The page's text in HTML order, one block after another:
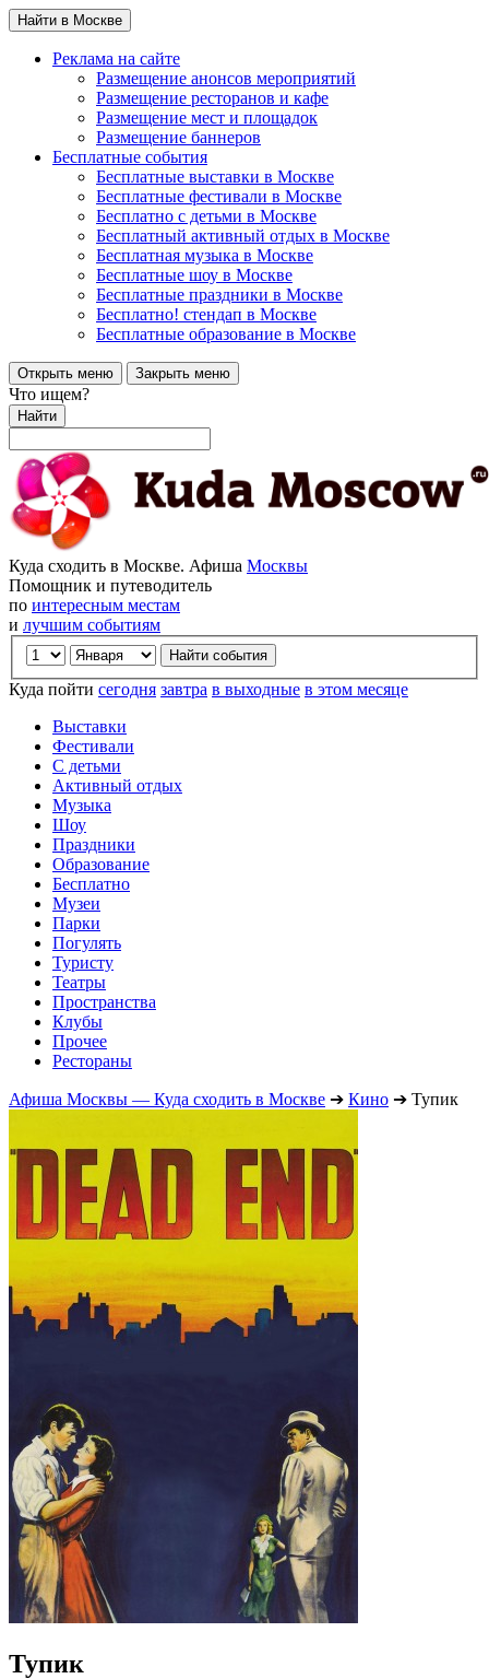
Найти в Москве
Реклама на сайте
Размещение анонсов мероприятий
Размещение ресторанов и кафе
Размещение мест и площадок
Размещение баннеров
Бесплатные события
Бесплатные выставки в Москве
Бесплатные фестивали в Москве
Бесплатно с детьми в Москве
Бесплатный активный отдых в Москве
Бесплатная музыка в Москве
Бесплатные шоу в Москве
Бесплатные праздники в Москве
Бесплатно! стендап в Москве
Бесплатные образование в Москве
Открыть меню Закрыть меню
Что ищем?
Найти
Куда сходить в Москве. Афиша Москвы
Помощник и путеводитель
по интересным местам
и лучшим событиям
Куда пойти сегодня завтра в выходные в этом месяце
Выставки
Фестивали
С детьми
Активный отдых
Музыка
Шоу
Праздники
Образование
Бесплатно
Музеи
Парки
Погулять
Туристу
Театры
Пространства
Клубы
Прочее
Рестораны
Афиша Москвы — Куда сходить в Москве ➔ Кино ➔ Тупик
Тупик